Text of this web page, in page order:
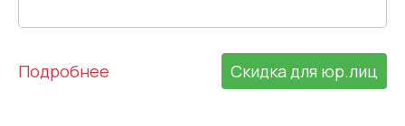
Подробнее Скидка для юр.лиц